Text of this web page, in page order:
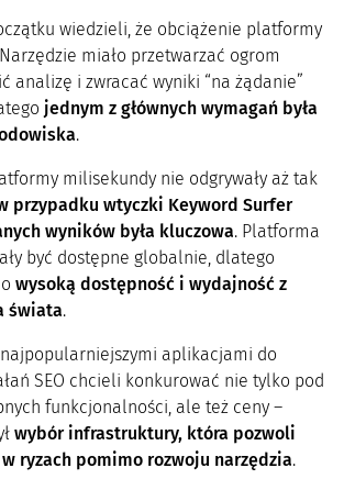
wiedzieli, że obciążenie platformy
miało przetwarzać ogrom
analizę i zwracać wyniki “na żądanie”
jednym z głównych wymagań była
.
milisekundy nie odgrywały aż tak
przypadku wtyczki Keyword Surfer
wyników była kluczowa. Platforma
być dostępne globalnie, dlatego
wysoką dostępność i wydajność z
świata.
aplikacjami do
SEO chcieli konkurować nie tylko pod
funkcjonalności, ale też ceny –
wybór infrastruktury, która pozwoli
ryzach pomimo rozwoju narzędzia.